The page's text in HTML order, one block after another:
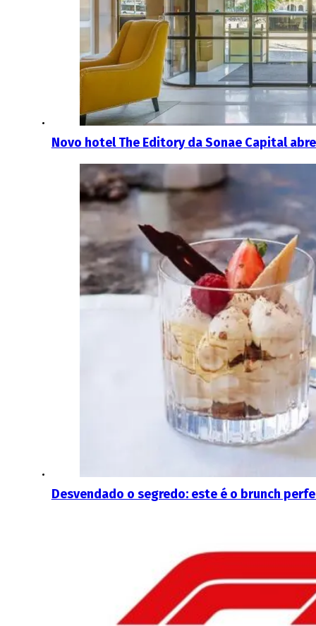
Novo hotel The Editory da Sonae Capital
Desvendado o segredo: este é o brunch